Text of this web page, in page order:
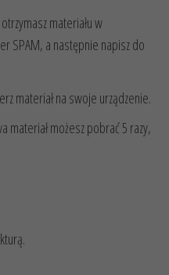
materiału w
SPAM, a następnie napisz do
materiał na swoje urządzenie.
materiał możesz pobrać 5 razy,